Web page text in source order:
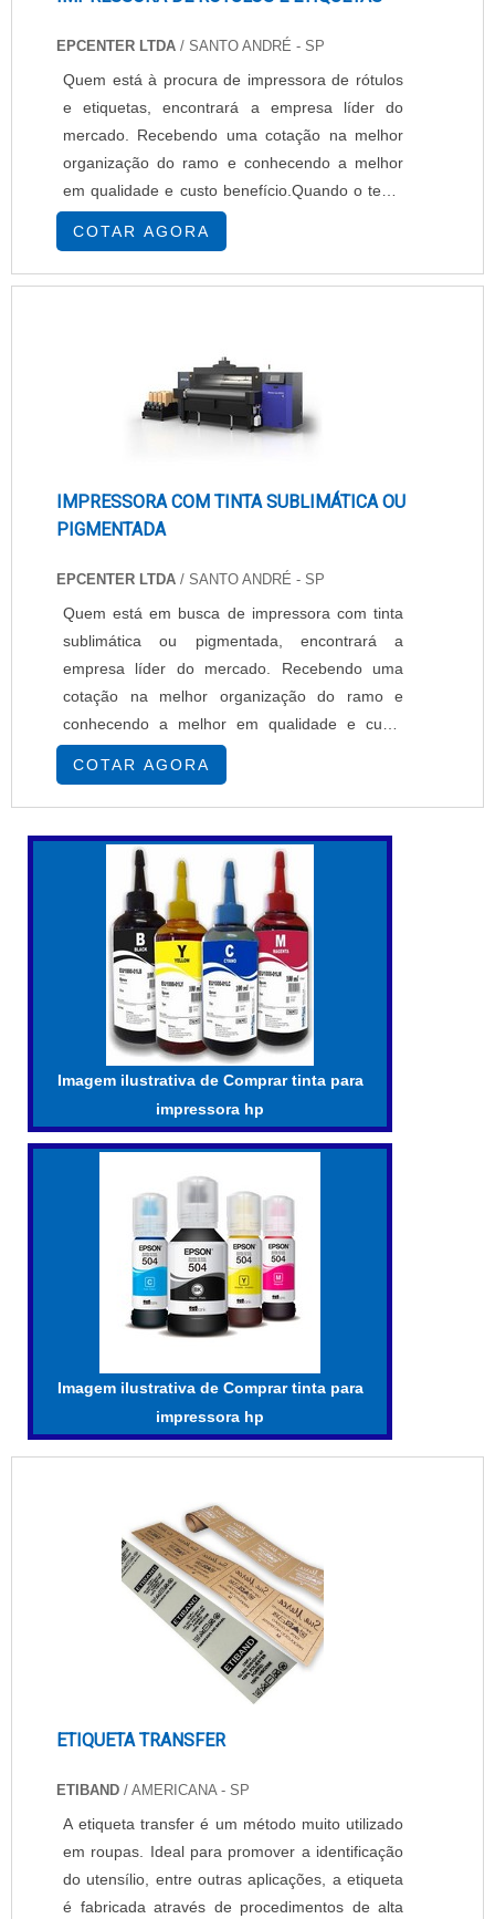
EPCENTER LTDA / SANTO ANDRÉ - SP
Quem está à procura de impressora de rótulos
e etiquetas, encontrará a empresa líder do
mercado. Recebendo uma cotação na melhor
organização do ramo e conhecendo a melhor
em qualidade e custo benefício.Quando o tema
é impressora de rótulos e etiquetas, com os
melhores profissionais da EPcenter atingirá
excelente custo-benefício com pagamento
muitas maneiras eficientes de ...
COTAR AGORA
IMPRESSORA COM TINTA SUBLIMÁTICA OU
PIGMENTADA
EPCENTER LTDA / SANTO ANDRÉ - SP
Quem está em busca de impressora com tinta
sublimática ou pigmentada, encontrará a
empresa líder do mercado. Recebendo uma
cotação na melhor organização do ramo e
conhecendo a melhor em qualidade e custo
benefício.MAIS SOBRE IMPRESSORA COM
TINTA SUBLIMÁTICA OU PIGMENTADASe
alguém busca por impressoras com tinta
sublimática ou pigmentada em uma empresa
segura, descobre a EPcenter. É possível
encontrar impressoras têxteis e impressoras
COTAR AGORA
Imagem ilustrativa de Comprar tinta para
impressora hp
Imagem ilustrativa de Comprar tinta para
impressora hp
ETIQUETA TRANSFER
ETIBAND / AMERICANA - SP
A etiqueta transfer é um método muito utilizado
em roupas. Ideal para promover a identificação
do utensílio, entre outras aplicações, a etiqueta
é fabricada através de procedimentos de alta